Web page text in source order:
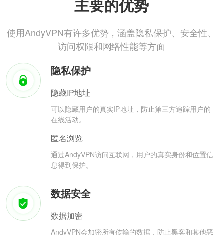
主要的优势
使用AndyVPN有许多优势，涵盖隐私保护、安全性、
访问权限和网络性能等方面
隐私保护
隐藏IP地址
可以隐藏用户的真实IP地址，防止第三方追踪用户的
在线活动。
匿名浏览
通过AndyVPN访问互联网，用户的真实身份和位置信
息得到保护。
数据安全
数据加密
AndyVPN会加密所有传输的数据，防止黑客和其他恶